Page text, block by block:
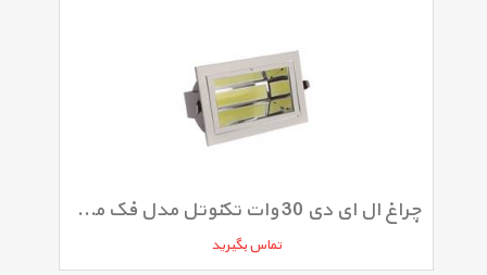
چراغ ال ای دی 30 وات تکنوتل مدل فک متحرک COB توکار
تماس بگیرید